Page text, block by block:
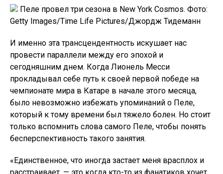
Пеле провел три сезона в New York Cosmos. Фото:
Getty Images/Time Life Pictures/Джордж Тидеманн
И именно эта трансцендентность искушает нас
провести параллели между его эпохой и
сегодняшним днем. Когда Лионель Месси
прокладывал себе путь к своей первой победе на
чемпионате мира в Катаре в начале этого месяца,
было невозможно избежать упоминаний о Пеле,
который к тому времени был тяжело болен. Но стоит
только вспомнить слова самого Пеле, чтобы понять
бесперспективность такого занятия.
«Единственное, что иногда застает меня врасплох и